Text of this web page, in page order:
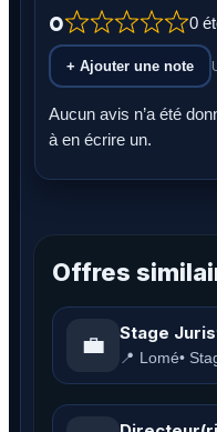
0 0
+ Ajouter une note
Aucun avis n’a été
à en écrire un.
Offres
💼 Stage
📍 Lomé•